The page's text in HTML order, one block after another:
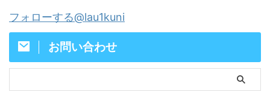
フォローする@lau1kuni
お問い合わせ